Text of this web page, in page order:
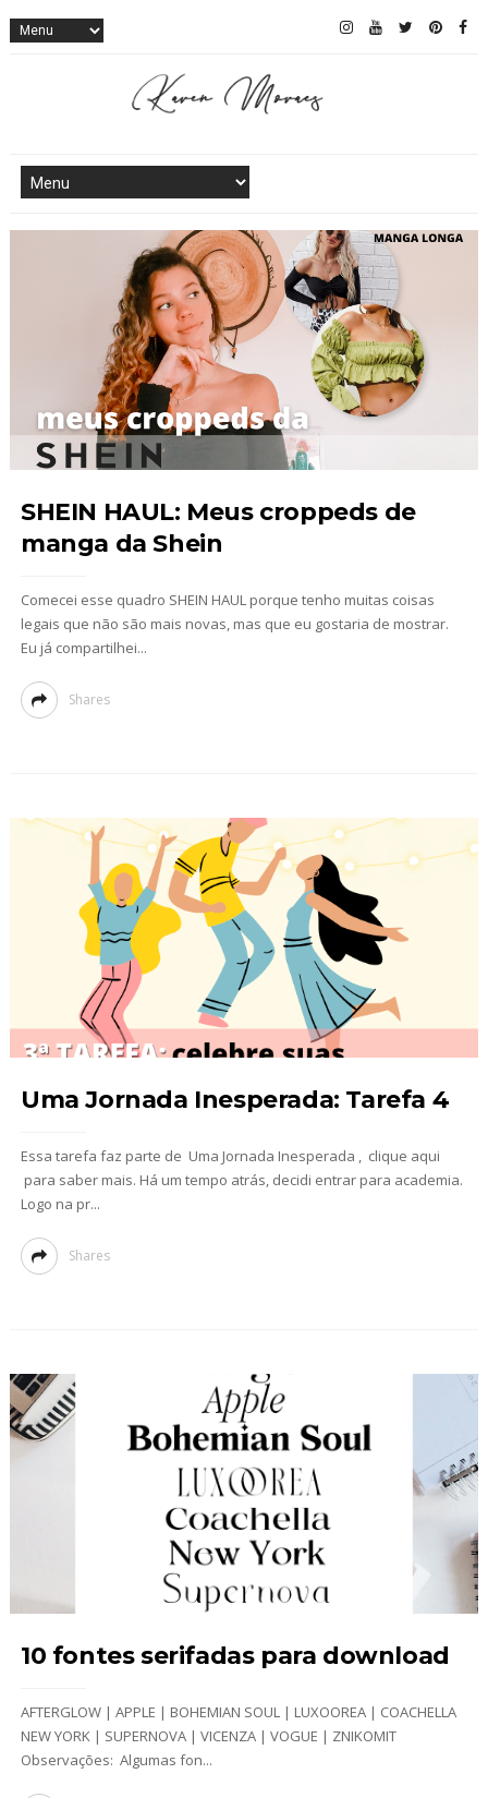
SHEIN HAUL: Meus croppeds de
manga da Shein
Comecei esse quadro SHEIN HAUL porque tenho muitas coisas
legais que não são mais novas, mas que eu gostaria de mostrar.
Eu já compartilhei...
Shares
Uma Jornada Inesperada: Tarefa 4
Essa tarefa faz parte de Uma Jornada Inesperada , clique aqui
para saber mais. Há um tempo atrás, decidi entrar para academia.
Logo na pr...
Shares
10 fontes serifadas para download
AFTERGLOW | APPLE | BOHEMIAN SOUL | LUXOOREA | COACHELLA
NEW YORK | SUPERNOVA | VICENZA | VOGUE | ZNIKOMIT
Observações: Algumas fon...